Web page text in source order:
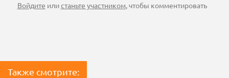
Войдите илистаньте участником, чтобы комментировать
Также смотрите: